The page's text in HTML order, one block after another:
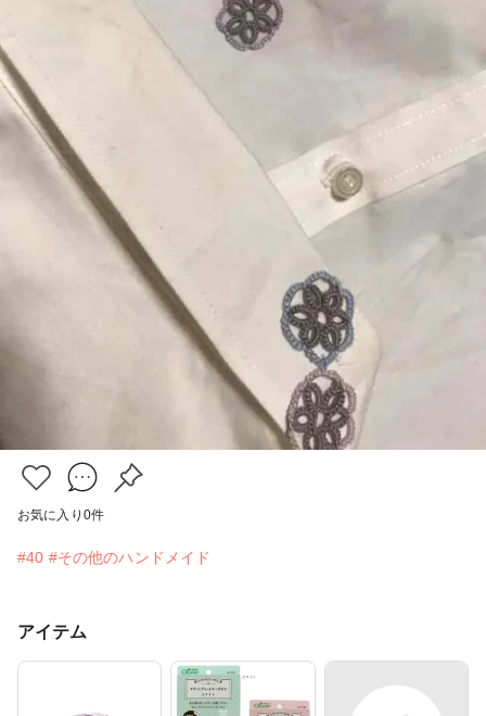
お気に入り 0件
#40 #その他のハンドメイド
アイテム